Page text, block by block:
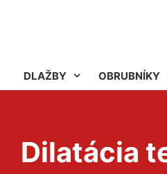
DLAŽBY OBRUBNÍKY
Dilatácia